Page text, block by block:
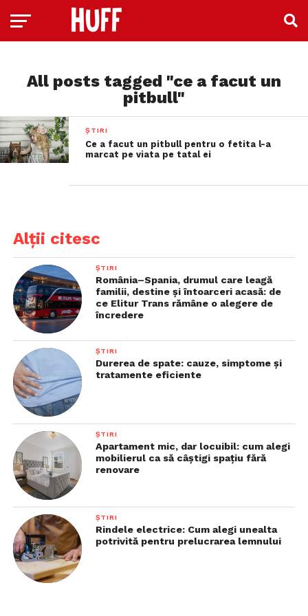
All posts tagged "ce a facut un
pitbull"
ȘTIRI
Ce a facut un pitbull pentru o fetita l-a
marcat pe viata pe tatal ei
Alții citesc
ȘTIRI
România–Spania, drumul care leagă
familii, destine și întoarceri acasă: de
ce Elitur Trans rămâne o alegere de
încredere
ȘTIRI
Durerea de spate: cauze, simptome și
tratamente eficiente
ȘTIRI
Apartament mic, dar locuibil: cum alegi
mobilierul ca să câștigi spațiu fără
renovare
ȘTIRI
Rindele electrice: Cum alegi unealta
potrivită pentru prelucrarea lemnului